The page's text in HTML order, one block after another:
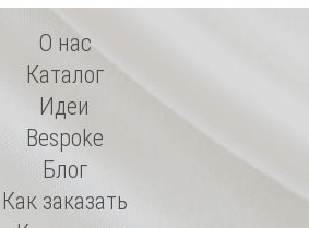
О нас
Каталог
Идеи
Bespoke
Блог
Как заказать